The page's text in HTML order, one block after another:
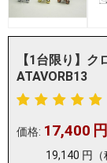
【1台限り】ク
ATAVORB13
価格: 17,400 円
19,140 円